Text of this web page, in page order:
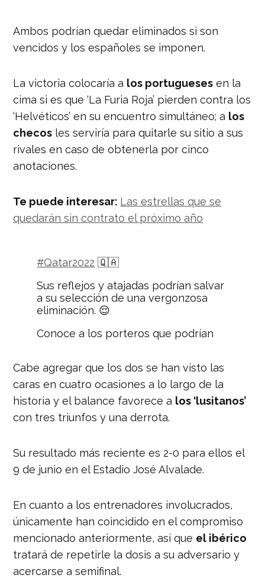
Ambos podrían quedar eliminados si son
vencidos y los españoles se imponen.
La victoria colocaría a los portugueses en la
cima si es que ‘La Furia Roja’ pierden contra los
‘Helvéticos’ en su encuentro simultáneo; a los
checos les serviría para quitarle su sitio a sus
rivales en caso de obtenerla por cinco
anotaciones.
Te puede interesar: Las estrellas que se
quedarán sin contrato el próximo año
#Qatar2022 🇶🇦
Sus reflejos y atajadas podrían salvar
a su selección de una vergonzosa
eliminación. 😌
Conoce a los porteros que podrían
La lista:https://t.co/PEyGvPKNOa
pic.twitter.com/mCFTWJGiCO
— Nación Deportes
Cabe agregar que los dos se han visto las
caras en cuatro ocasiones a lo largo de la
historia y el balance favorece a los ‘lusitanos’
con tres triunfos y una derrota.
Su resultado más reciente es 2-0 para ellos el
9 de junio en el Estadio José Alvalade.
En cuanto a los entrenadores involucrados,
únicamente han coincidido en el compromiso
mencionado anteriormente, así que el ibérico
tratará de repetirle la dosis a su adversario y
acercarse a semifinal.